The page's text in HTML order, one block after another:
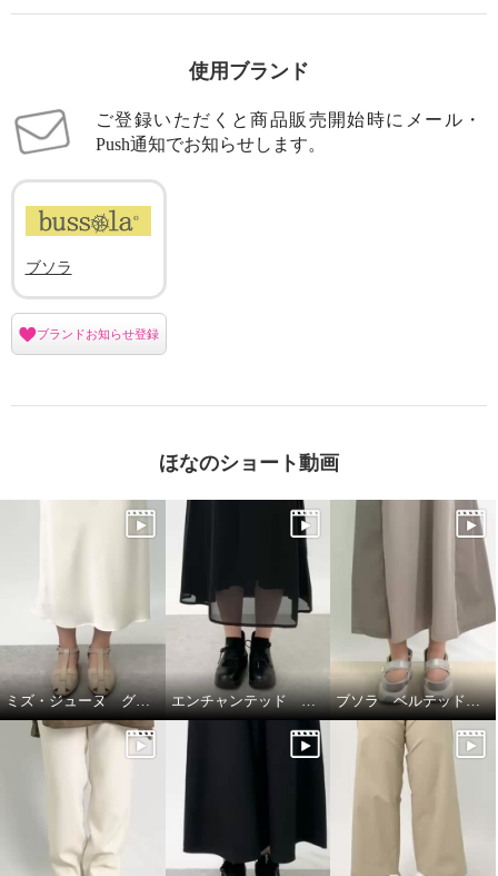
使用ブランド
ご登録いただくと商品販売開始時にメール・
Push通知でお知らせします。
ブソラ
ブランドお知らせ登録
ほなのショート動画
ミズ・ジューヌ グルカデザイン ローヒールシューズ☆ エンチャンテッド ウェッジヒールスニーカー☆ ブソラ ベルテッドスニーカー☆